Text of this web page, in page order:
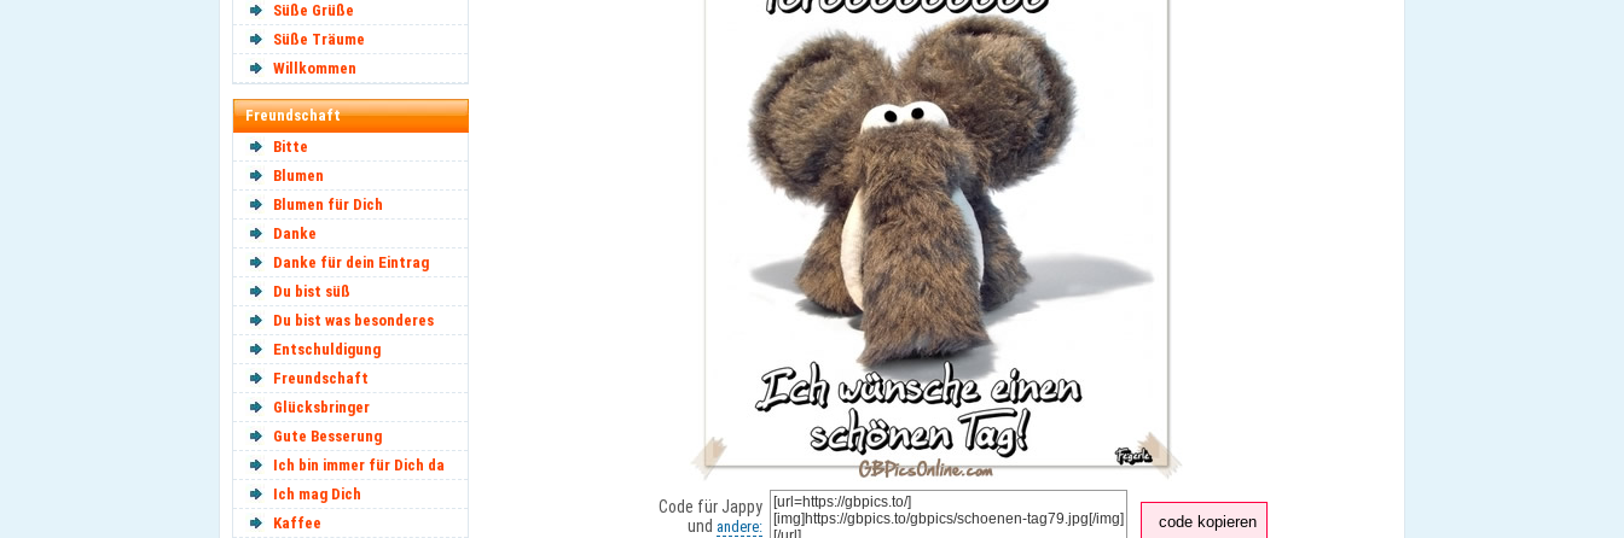
Süße Grüße
Süße Träume
Willkommen
Freundschaft
Bitte
Blumen
Blumen für Dich
Danke
Danke für dein Eintrag
Du bist süß
Du bist was besonderes
Entschuldigung
Freundschaft
Glücksbringer
Gute Besserung
Ich bin immer für Dich da
Ich mag Dich
Kaffee
Code für Jappy
und andere: code kopieren